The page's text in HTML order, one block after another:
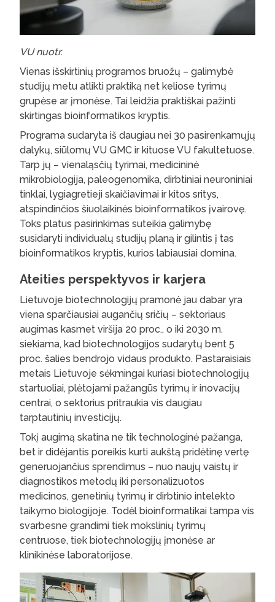
VU nuotr.
Vienas išskirtinių programos bruožų – galimybė
studijų metu atlikti praktiką net keliose tyrimų
grupėse ar įmonėse. Tai leidžia praktiškai pažinti
skirtingas bioinformatikos kryptis.
Programa sudaryta iš daugiau nei 30 pasirenkamųjų
dalykų, siūlomų VU GMC ir kituose VU fakultetuose.
Tarp jų – vienaląsčių tyrimai, medicininė
mikrobiologija, paleogenomika, dirbtiniai neuroniniai
tinklai, lygiagretieji skaičiavimai ir kitos sritys,
atspindinčios šiuolaikinės bioinformatikos įvairovę.
Toks platus pasirinkimas suteikia galimybę
susidaryti individualų studijų planą ir gilintis į tas
bioinformatikos kryptis, kurios labiausiai domina.
Ateities perspektyvos ir karjera
Lietuvoje biotechnologijų pramonė jau dabar yra
viena sparčiausiai augančių sričių – sektoriaus
augimas kasmet viršija 20 proc., o iki 2030 m.
siekiama, kad biotechnologijos sudarytų bent 5
proc. šalies bendrojo vidaus produkto. Pastaraisiais
metais Lietuvoje sėkmingai kuriasi biotechnologijų
startuoliai, plėtojami pažangūs tyrimų ir inovacijų
centrai, o sektorius pritraukia vis daugiau
tarptautinių investicijų.
Tokį augimą skatina ne tik technologinė pažanga,
bet ir didėjantis poreikis kurti aukštą pridėtinę vertę
generuojančius sprendimus – nuo naujų vaistų ir
diagnostikos metodų iki personalizuotos
medicinos, genetinių tyrimų ir dirbtinio intelekto
taikymo biologijoje. Todėl bioinformatikai tampa vis
svarbesne grandimi tiek mokslinių tyrimų
centruose, tiek biotechnologijų įmonėse ar
klinikinėse laboratorijose.